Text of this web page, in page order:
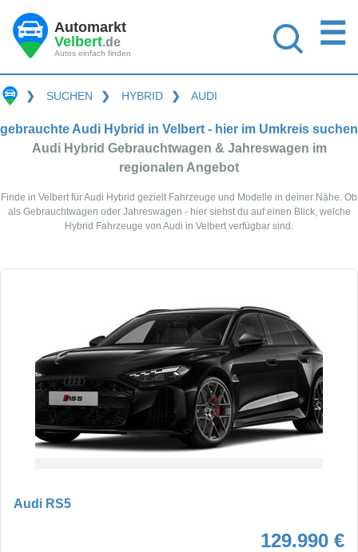
Automarkt
Velbert.de
Autos einfach finden
☰
❯ SUCHEN ❯ HYBRID ❯ AUDI
gebrauchte Audi Hybrid in Velbert - hier im Umkreis suchen
Audi Hybrid Gebrauchtwagen & Jahreswagen im
regionalen Angebot
Finde in Velbert für Audi Hybrid gezielt Fahrzeuge und Modelle in deiner Nähe. Ob
als Gebrauchtwagen oder Jahreswagen - hier siehst du auf einen Blick, welche
Hybrid Fahrzeuge von Audi in Velbert verfügbar sind.
Audi RS5
129.990 €